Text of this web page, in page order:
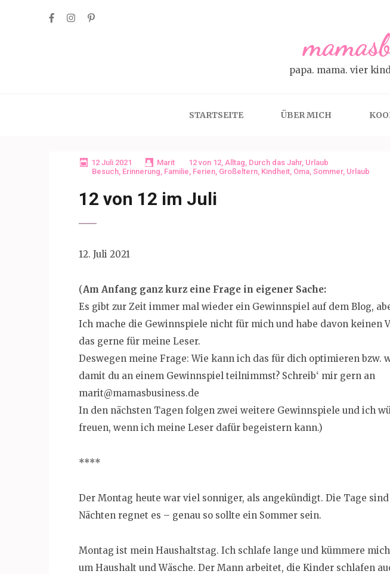
papa. mama. vier
STARTSEITE ÜBER MICH
12 Juli 2021 Marit 12 von 12, Alltag, Durch das Jahr, Urlaub
Besuch, Erinnerung, Familie, Ferien, Großeltern, Kindheit, Oma, Sommer, Urlaub
12 von 12 im Juli
12. Juli 2021
(Am Anfang ganz kurz eine Frage in eigener Sache:
Es gibt zur Zeit immer mal wieder ein Gewinnspiel auf dem Blog,
Ich mache die Gewinnspiele nicht für mich und habe davon keinen
das gerne für meine Leser.
Deswegen meine Frage: Wie kann ich das für dich optimieren bzw.
damit du an einem Gewinnspiel teilnimmst? Schreib‘ mir gern an
marit@mamasbusiness.de
In den nächsten Tagen folgen zwei weitere Gewinnspiele und ich
freuen, wenn ich meine Leser dafür begeistern kann.)
****
Der Montag heute war viel sonniger, als angekündigt. Die Tage
Nächten regnet es – genau so sollte ein Sommer sein.
Montag ist mein Haushaltstag. Ich schlafe lange und kümmere
um Haushalt und Wäsche. Der Mann arbeitet, die Kinder schlafen